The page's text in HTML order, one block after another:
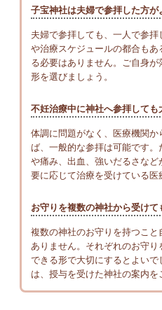
子宝神社は夫婦で参拝した方が
夫婦で参拝しても、一人で参
や治療スケジュールの都合も
る必要はありません。ご自身
形を選びましょう。
不妊治療中に神社へ参拝しても
体調に問題がなく、医療機関
ば、一般的な参拝は可能です。
や痛み、出血、強いだるさな
要に応じて治療を受けている医
お守りを複数の神社から受けて
複数の神社のお守りを持つこ
ありません。それぞれのお守
できる形で大切にするとよい
は、授与を受けた神社の案内を